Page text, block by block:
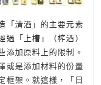
「清酒」的主要元素
過「上槽」（榨酒）
添加原料上的限制。
或是添加材料的份量
框架。就這樣，「日